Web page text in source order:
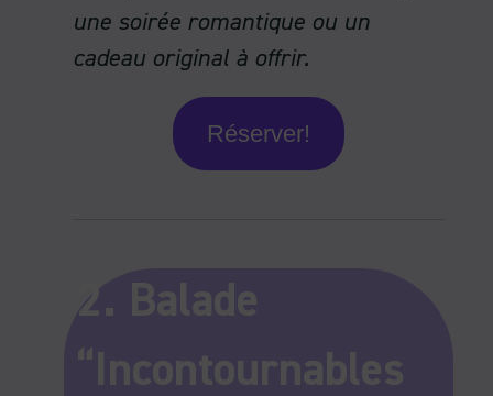
une soirée romantique ou un
cadeau original à offrir.
Réserver!
2. Balade
“Incontournables